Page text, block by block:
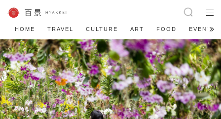
HOME TRAVEL CULTURE ART FOOD EVENT